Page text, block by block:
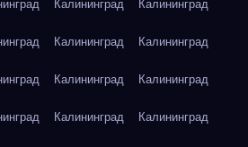
Калининград Калининград
Калининград Калининград
Калининград Калининград
Калининград Калининград